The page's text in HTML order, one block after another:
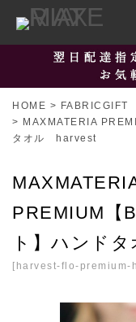
HOME > FABRICGIFT
> MAXMATERIA
タオル harvest
PREMIUM【
ト】ハンド
[ harvest-flo-premium-